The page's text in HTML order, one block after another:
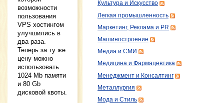
возможности
пользования
VPS хостингом
улучшились в
два раза.
Теперь за ту же
цену можно
использовать
1024 Mb памяти
и 80 Gb
дисковой квоты.
Культура и Искусство
Легкая промышленность
Маркетинг, Реклама и PR
Машиностроение
Медиа и СМИ
Медицина и Фармацевтика
Менеджмент и Консалтинг
Металлургия
Мода и Стиль